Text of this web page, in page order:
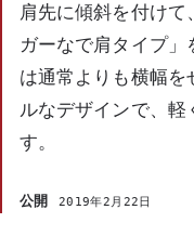
肩先に傾斜を付け
ガーなで肩タイプ
は通常よりも横幅
ルなデザインで、
す。
公開 2019年2月22日